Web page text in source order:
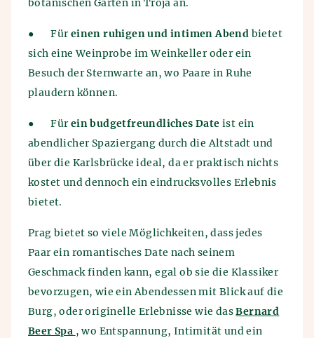
botanischen Garten in Troja an.
● Füreinen ruhigen und intimen Abend bietet
sich eine Weinprobe im Weinkeller oder ein
Besuch der Sternwarte an, wo Paare in Ruhe
plaudern können.
● Fürein budgetfreundliches Date ist ein
abendlicher Spaziergang durch die Altstadt und
über die Karlsbrücke ideal, da er praktisch nichts
kostet und dennoch ein eindrucksvolles Erlebnis
bietet.
Prag bietet so viele Möglichkeiten, dass jedes
Paar ein romantisches Date nach seinem
Geschmack finden kann, egal ob sie die Klassiker
bevorzugen, wie ein Abendessen mit Blick auf die
Burg, oder originelle Erlebnisse wie dasBernard
Beer Spa , wo Entspannung, Intimität und ein